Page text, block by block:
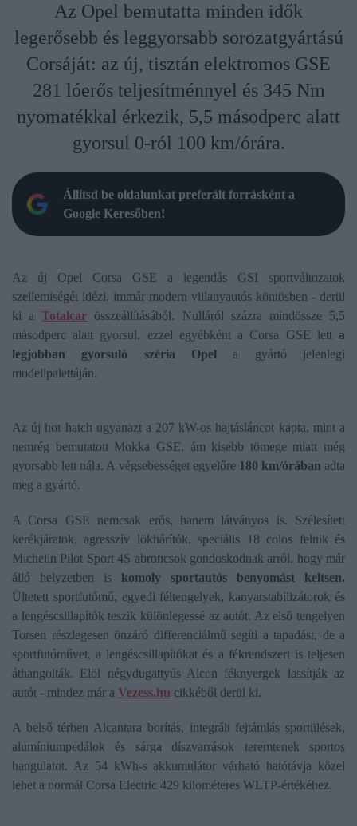
Az Opel bemutatta minden idők
legerősebb és leggyorsabb sorozatgyártású
Corsáját: az új, tisztán elektromos GSE
281 lóerős teljesítménnyel és 345 Nm
nyomatékkal érkezik, 5,5 másodperc alatt
gyorsul 0-ról 100 km/órára.
Állítsd be oldalunkat preferált forrásként a
Google Keresőben!
Az új Opel Corsa GSE a legendás GSI sportváltozatok
szellemiségét idézi, immár modern villanyautós köntösben - derül
ki aTotalcar összeállításából. Nulláról százra mindössze 5,5
másodperc alatt gyorsul, ezzel egyébként a Corsa GSE lett a
legjobban gyorsuló széria Opel a gyártó jelenlegi
modellpalettáján.
Az új hot hatch ugyanazt a 207 kW-os hajtásláncot kapta, mint a
nemrég bemutatott Mokka GSE, ám kisebb tömege miatt még
gyorsabb lett nála. A végsebességet egyelőre 180 km/órában adta
meg a gyártó.
A Corsa GSE nemcsak erős, hanem látványos is. Szélesített
kerékjáratok, agresszív lökhárítók, speciális 18 colos felnik és
Michelin Pilot Sport 4S abroncsok gondoskodnak arról, hogy már
álló helyzetben is komoly sportautós benyomást keltsen.
Ültetett sportfutómű, egyedi féltengelyek, kanyarstabilizátorok és
a lengéscsillapítók teszik különlegessé az autót. Az első tengelyen
Torsen részlegesen önzáró differenciálmű segíti a tapadást, de a
sportfutóművet, a lengéscsillapítókat és a fékrendszert is teljesen
áthangolták. Elöl négydugattyús Alcon féknyergek lassítják az
autót - mindez már a Vezess.hu cikkéből derül ki.
A belső térben Alcantara borítás, integrált fejtámlás sportülések,
alumíniumpedálok és sárga díszvarrások teremtenek sportos
hangulatot. Az 54 kWh-s akkumulátor várható hatótávja közel
lehet a normál Corsa Electric 429 kilométeres WLTP-értékéhez.